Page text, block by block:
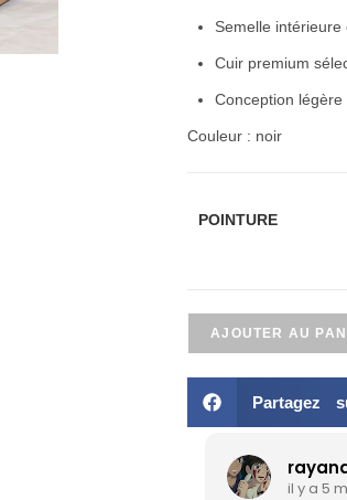
Semelle
Cuir premium
Conception
Couleur : noir
POINTURE
AJOUTER AU
Partagez
il y a 5